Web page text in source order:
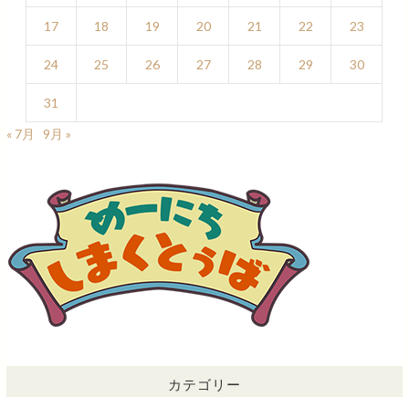
17 18 19 20 21 22 23
24 25 26 27 28 29 30
31
« 7月
9月 »
カテゴリー